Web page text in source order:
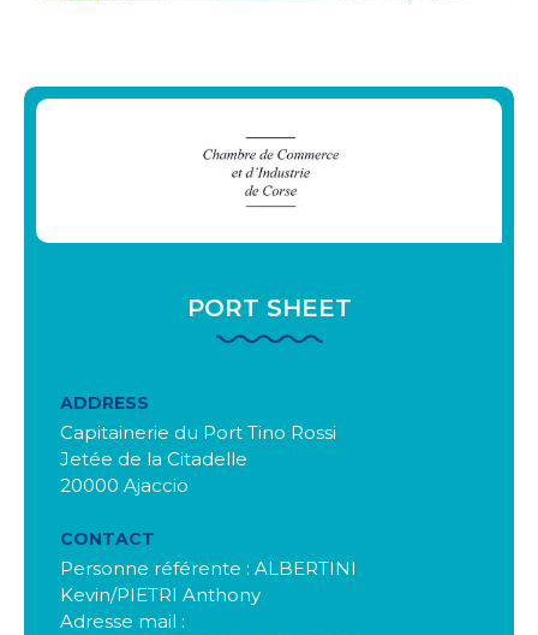
PORT SHEET
ADDRESS
Capitainerie du Port Tino Rossi
Jetée de la Citadelle
20000 Ajaccio
CONTACT
Personne référente : ALBERTINI
Kevin/PIETRI Anthony
Adresse mail :